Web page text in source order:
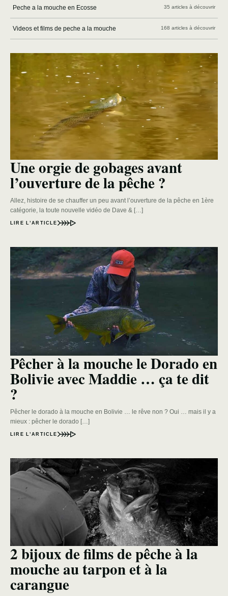
Peche a la mouche en Ecosse 35 articles à découvrir
Videos et films de peche a la mouche 168 articles à découvrir
Une orgie de gobages avant
l’ouverture de la pêche ?
Allez, histoire de se chauffer un peu avant l’ouverture de la pêche en 1ère
catégorie, la toute nouvelle vidéo de Dave & […]
LIRE L’ARTICLE
Pêcher à la mouche le Dorado en
Bolivie avec Maddie … ça te dit
?
Pêcher le dorado à la mouche en Bolivie … le rêve non ? Oui … mais il y a
mieux : pêcher le dorado […]
LIRE L’ARTICLE
2 bijoux de films de pêche à la
mouche au tarpon et à la
carangue